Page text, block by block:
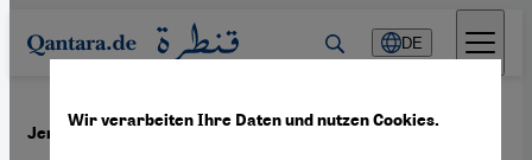
Direkt zum Inhalt springen
DE
Jemeniten in Kairo ·26.04.2015
Wir verarbeiten Ihre Daten und nutzen Cookies.